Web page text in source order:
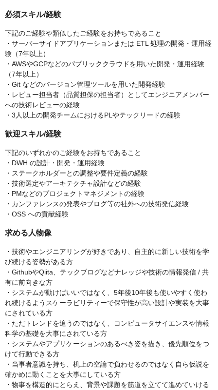
必須スキル/経験
下記のご経験や類似したご経験をお持ちであること
・サーバーサイドアプリケーションまたは ETL 処理の開発・運用経
験（7年以上）
・AWSやGCPなどのパブリッククラウドを用いた開発・運用経験
（7年以上）
・Git などのバージョン管理ツールを用いた開発経験
・レビュー担当者（品質担保の担当者）としてエンジニアメンバー
への技術レビューの経験
・3人以上の開発チームにおけるPLやテックリードの経験
歓迎スキル/経験
下記のいずれかのご経験をお持ちであること
・DWH の設計・開発・運用経験
・ステークホルダーとの調整や要件定義の経験
・技術選定やアーキテクチャ設計などの経験
・PMなどのプロジェクトマネジメントの経験
・カンファレンスの発表やブログ等の社外への技術発信経験
・OSS への貢献経験
求める人物像
・技術やエンジニアリングが好きであり、自主的に新しい技術を学
び続ける姿勢がある方
・GithubやQiita、テックブログなどナレッジや技術の情報発信 / 共
有に前向きな方
・システムが動けばいいではなく、5年後10年後も使いやすく使わ
れ続けるようスケーラビリティーで保守性が高い設計や実装を大事
にされている方
・ただトレンドを追うのではなく、コンピュータサイエンスや情報
科学の基礎を大事にされている方
・システムやアプリケーションのあるべき姿を描き、優先順位をつ
けて行動できる方
・当事者意識を持ち、机上の空論で負わせるのではなく自ら仮説を
確かめに動くことを大事にしている方
・物事を構造的にとらえ、背景や課題を筋道を立てて進めていける